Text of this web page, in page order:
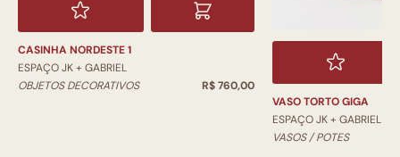
CASINHA NORDESTE 1
ESPAÇO JK + GABRIEL
OBJETOS DECORATIVOS
R$ 760,00
VASO TORTO GIGA
ESPAÇO JK + GABRIEL
VASOS / POTES